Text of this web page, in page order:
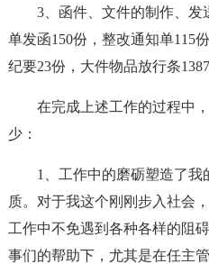
3、函件、文件的制作、
单发函150份，整改通知单115
纪要23份，大件物品放行条1387
在完成上述工作的过程中
少：
1、工作中的磨砺塑造了
质。对于我这个刚刚步入社会
工作中不免遇到各种各样的阻
事们的帮助下，尤其是在任主